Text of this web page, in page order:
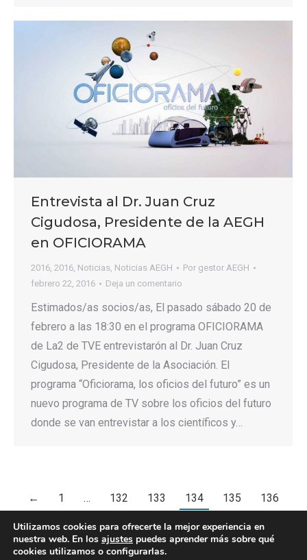
Entrevista al Dr. Juan Cruz
Cigudosa, Presidente de la AEGH
en OFICIORAMA
2016, 2016, Noticias, Noticias AEGH Por gestor AEGH
febrero 22, 2016
Deja un comentario
Estimados/as socios/as, El pasado sábado 20 de
febrero a las 18:30 en el programa OFICIORAMA
de La2 de TVE entrevistarón al Dr. Juan Cruz
Cigudosa, Presidente de la Asociación. El
programa “Oficiorama, los oficios del futuro” es un
nuevo programa de TV sobre los oficios del futuro
donde se van entrevistar a los científicos y…
← 1 … 132 133 134 135
136
Utilizamos cookies para ofrecerte la mejor experiencia en
nuestra web. En los ajustes puedes aprender más sobre qué
cookies utilizamos o configurarlas.